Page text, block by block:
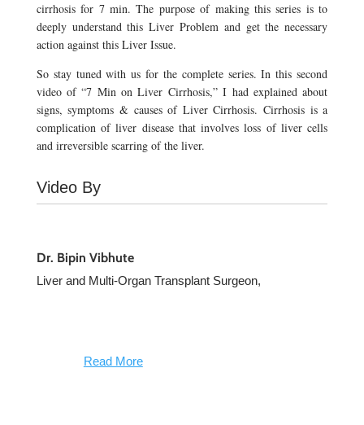
cirrhosis for 7 min. The purpose of making this series is to
deeply understand this Liver Problem and get the necessary
action against this Liver Issue.
So stay tuned with us for the complete series. In this second
video of “7 Min on Liver Cirrhosis,” I had explained about
signs, symptoms & causes of Liver Cirrhosis. Cirrhosis is a
complication of liver disease that involves loss of liver cells
and irreversible scarring of the liver.
Video By
Dr. Bipin Vibhute
Liver and Multi-Organ Transplant Surgeon,
Read More